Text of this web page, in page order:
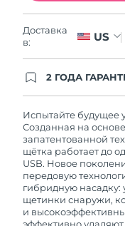
Доставка
в:
US
2 ГОДА
Это означает,
покупки с
FOREO
Испытайте будущее
Созданная на
запатентованной
щётка работает до
USB. Новое
передовую
гибридную насадку:
щетинки снаружи,
и
эффективно